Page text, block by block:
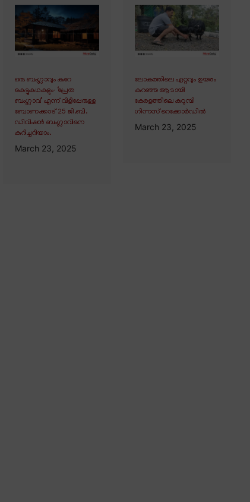
ഒരു ബംഗ്ലാവും കുറേ
കെട്ടുകഥകളും∙ ‘പ്രേത
ബംഗ്ലാവ്’ എന്ന് വിളിപ്പേരുള്ള
ബോണക്കാട് 25 ജി.ബി.
ഡിവിഷൻ ബംഗ്ലാവിനെ
കുറിച്ചറിയാം.
March 23, 2025
ലോകത്തിലെ ഏറ്റവും ഉയരം
കുറഞ്ഞ ആടായി
കേരളത്തിലെ കറുമ്പി
ഗിന്നസ് റെക്കോർഡിൽ
March 23, 2025